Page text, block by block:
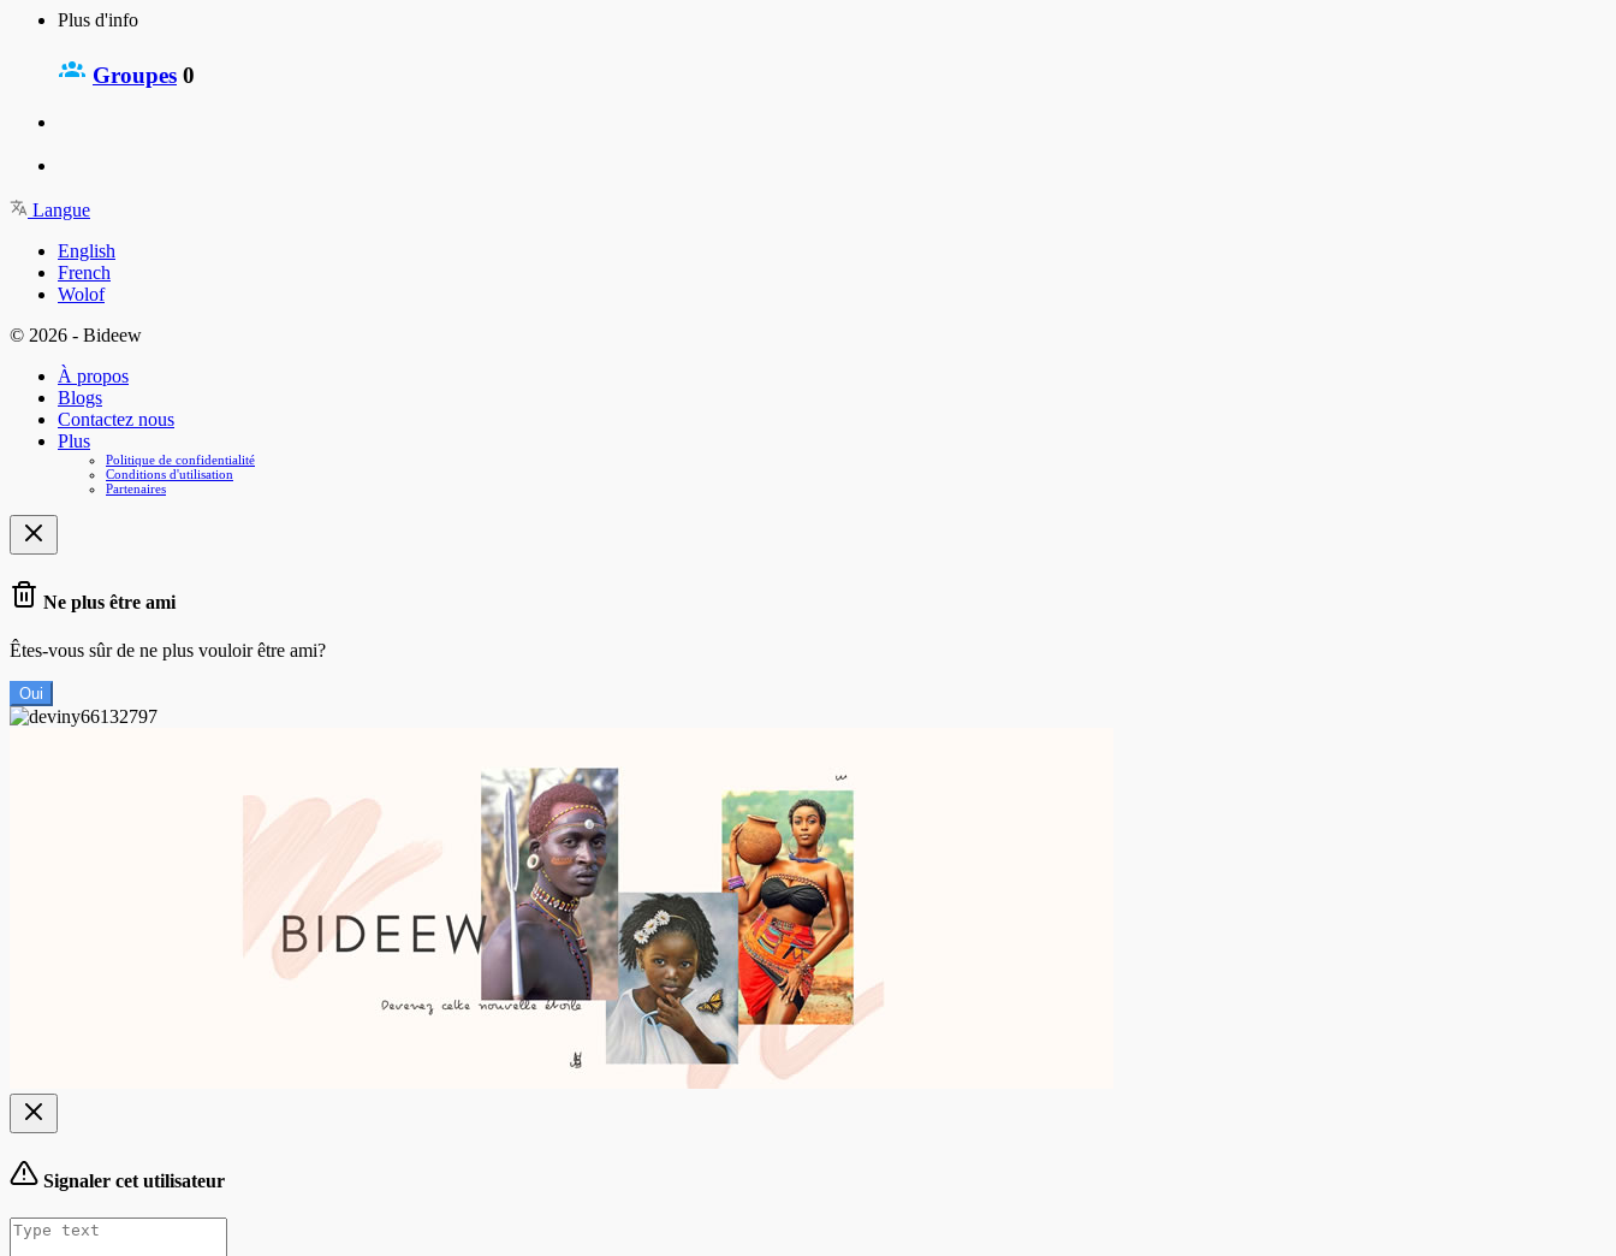
Plus d'info
Groupes 0
Langue
English
French
Wolof
© 2026 - Bideew
À propos
Blogs
Contactez nous
Plus
Politique de confidentialité
Conditions d'utilisation
Partenaires
Ne plus être ami
Êtes-vous sûr de ne plus vouloir être ami?
Oui
Signaler cet utilisateur